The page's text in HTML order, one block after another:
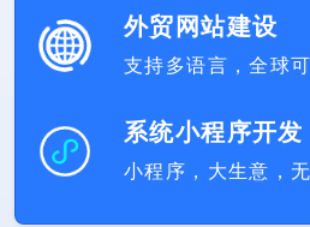
外贸网站建设
支持多语言，全球
系统小程序开发
小程序，大生意，